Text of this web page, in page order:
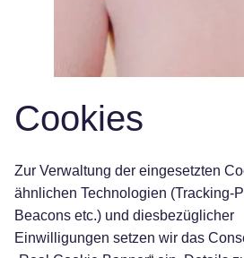
Cookies
Zur Verwaltung der eingesetzten
ähnlichen Technologien (Tracking-
Beacons etc.) und diesbezüglicher
Einwilligungen setzen wir das